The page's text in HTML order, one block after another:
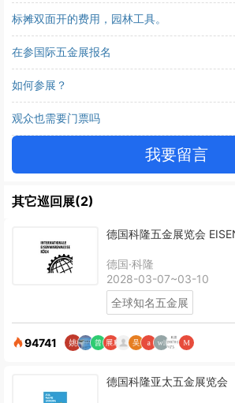
标摊双面开的费用，园林工具。
在参国际五金展报名
如何参展？
观众也需要门票吗
我要留言
其它巡回展(2)
德国科隆五金展览会
德国·科隆
2028-03-07~03-10
全球知名五金展
94741
德国科隆亚太五金展览会